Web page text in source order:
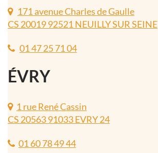
171 avenue Charles de Gaulle
CS 20019 92521 NEUILLY SUR SEINE
01 47 25 71 04
ÉVRY
1 rue René Cassin
CS 20563 91033 EVRY 24
01 60 78 49 44